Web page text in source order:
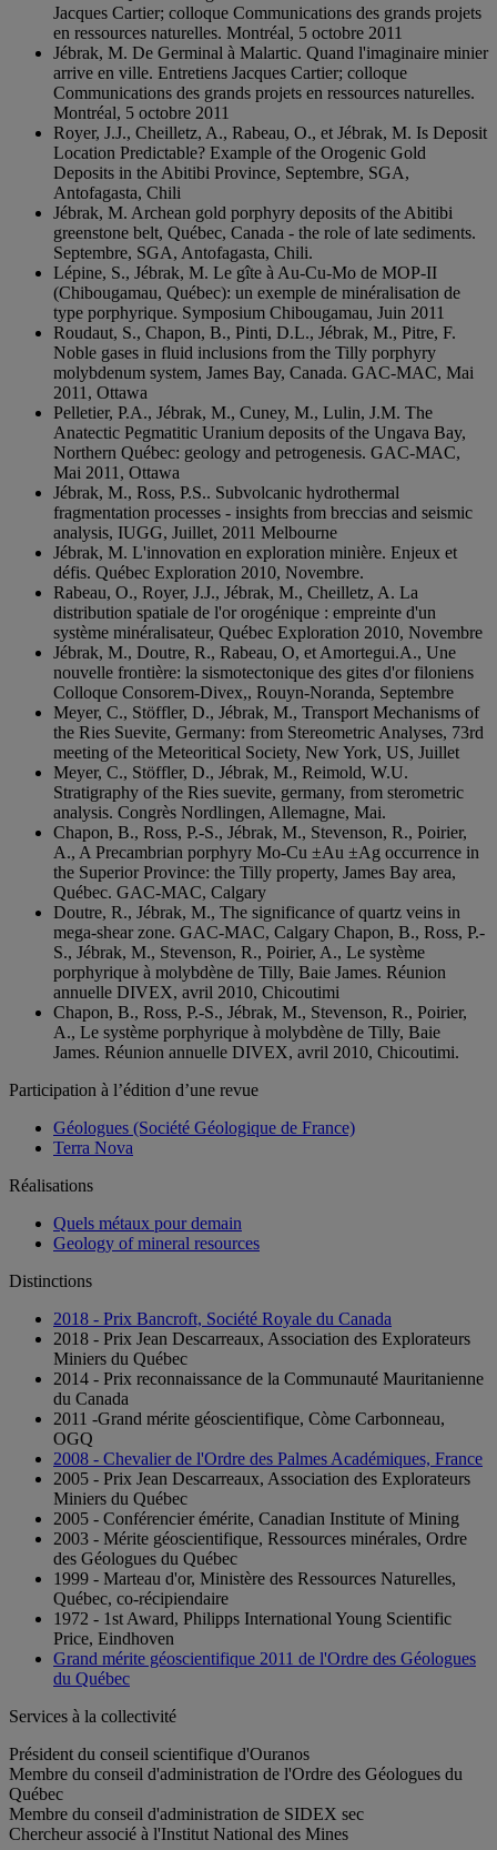
Jacques Cartier; colloque Communications des grands projets
en ressources naturelles. Montréal, 5 octobre 2011
Jébrak, M. De Germinal à Malartic. Quand l'imaginaire minier
arrive en ville. Entretiens Jacques Cartier; colloque
Communications des grands projets en ressources naturelles.
Montréal, 5 octobre 2011
Royer, J.J., Cheilletz, A., Rabeau, O., et Jébrak, M. Is Deposit
Location Predictable? Example of the Orogenic Gold
Deposits in the Abitibi Province, Septembre, SGA,
Antofagasta, Chili
Jébrak, M. Archean gold porphyry deposits of the Abitibi
greenstone belt, Québec, Canada - the role of late sediments.
Septembre, SGA, Antofagasta, Chili.
Lépine, S., Jébrak, M. Le gîte à Au-Cu-Mo de MOP-II
(Chibougamau, Québec): un exemple de minéralisation de
type porphyrique. Symposium Chibougamau, Juin 2011
Roudaut, S., Chapon, B., Pinti, D.L., Jébrak, M., Pitre, F.
Noble gases in fluid inclusions from the Tilly porphyry
molybdenum system, James Bay, Canada. GAC-MAC, Mai
2011, Ottawa
Pelletier, P.A., Jébrak, M., Cuney, M., Lulin, J.M. The
Anatectic Pegmatitic Uranium deposits of the Ungava Bay,
Northern Québec: geology and petrogenesis. GAC-MAC,
Mai 2011, Ottawa
Jébrak, M., Ross, P.S.. Subvolcanic hydrothermal
fragmentation processes - insights from breccias and seismic
analysis, IUGG, Juillet, 2011 Melbourne
Jébrak, M. L'innovation en exploration minière. Enjeux et
défis. Québec Exploration 2010, Novembre.
Rabeau, O., Royer, J.J., Jébrak, M., Cheilletz, A. La
distribution spatiale de l'or orogénique : empreinte d'un
système minéralisateur, Québec Exploration 2010, Novembre
Jébrak, M., Doutre, R., Rabeau, O, et Amortegui.A., Une
nouvelle frontière: la sismotectonique des gites d'or filoniens
Colloque Consorem-Divex,, Rouyn-Noranda, Septembre
Meyer, C., Stöffler, D., Jébrak, M., Transport Mechanisms of
the Ries Suevite, Germany: from Stereometric Analyses, 73rd
meeting of the Meteoritical Society, New York, US, Juillet
Meyer, C., Stöffler, D., Jébrak, M., Reimold, W.U.
Stratigraphy of the Ries suevite, germany, from sterometric
analysis. Congrès Nordlingen, Allemagne, Mai.
Chapon, B., Ross, P.-S., Jébrak, M., Stevenson, R., Poirier,
A., A Precambrian porphyry Mo-Cu ±Au ±Ag occurrence in
the Superior Province: the Tilly property, James Bay area,
Québec. GAC-MAC, Calgary
Doutre, R., Jébrak, M., The significance of quartz veins in
mega-shear zone. GAC-MAC, Calgary Chapon, B., Ross, P.-
S., Jébrak, M., Stevenson, R., Poirier, A., Le système
porphyrique à molybdène de Tilly, Baie James. Réunion
annuelle DIVEX, avril 2010, Chicoutimi
Chapon, B., Ross, P.-S., Jébrak, M., Stevenson, R., Poirier,
A., Le système porphyrique à molybdène de Tilly, Baie
James. Réunion annuelle DIVEX, avril 2010, Chicoutimi.
Participation à l’édition d’une revue
Géologues (Société Géologique de France)
Terra Nova
Réalisations
Quels métaux pour demain
Geology of mineral resources
Distinctions
2018 - Prix Bancroft, Société Royale du Canada
2018 - Prix Jean Descarreaux, Association des Explorateurs
Miniers du Québec
2014 - Prix reconnaissance de la Communauté Mauritanienne
du Canada
2011 -Grand mérite géoscientifique, Còme Carbonneau,
OGQ
2008 - Chevalier de l'Ordre des Palmes Académiques, France
2005 - Prix Jean Descarreaux, Association des Explorateurs
Miniers du Québec
2005 - Conférencier émérite, Canadian Institute of Mining
2003 - Mérite géoscientifique, Ressources minérales, Ordre
des Géologues du Québec
1999 - Marteau d'or, Ministère des Ressources Naturelles,
Québec, co-récipiendaire
1972 - 1st Award, Philipps International Young Scientific
Price, Eindhoven
Grand mérite géoscientifique 2011 de l'Ordre des Géologues
du Québec
Services à la collectivité
Président du conseil scientifique d'Ouranos
Membre du conseil d'administration de l'Ordre des Géologues du
Québec
Membre du conseil d'administration de SIDEX sec
Chercheur associé à l'Institut National des Mines